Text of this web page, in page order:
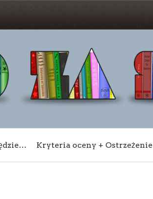
Kryteria oceny + Ostrzeżenie